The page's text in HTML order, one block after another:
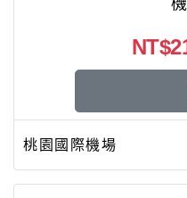
桃園國際機場